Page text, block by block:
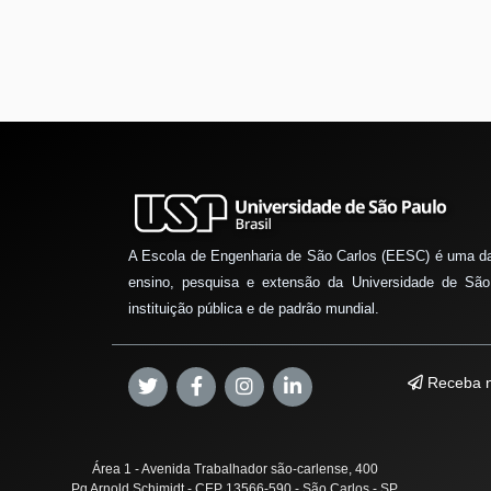
A Escola de Engenharia de São Carlos (EESC) é uma
ensino, pesquisa e extensão da Universidade de
instituição pública e de padrão mundial.
Receba
Área 1 - Avenida Trabalhador são-carlense, 400